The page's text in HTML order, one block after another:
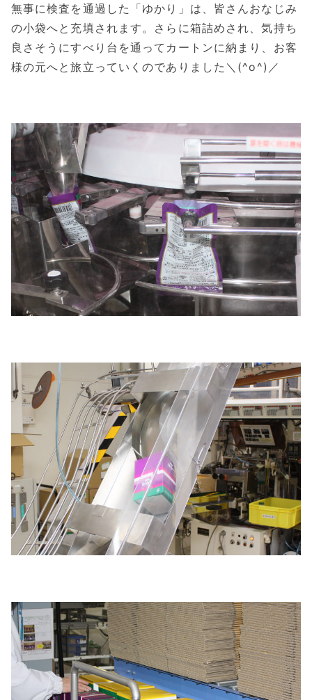
無事に検査を通過した「ゆかり」は、皆さんおなじみ
の小袋へと充填されます。さらに箱詰めされ、気持ち
良さそうにすべり台を通ってカートンに納まり、お客
様の元へと旅立っていくのでありました＼(^o^)／